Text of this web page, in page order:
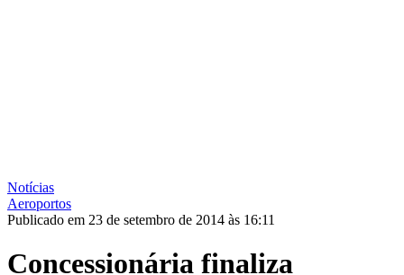
Notícias
Aeroportos
Publicado em 23 de setembro de 2014 às 16:11
Concessionária finaliza